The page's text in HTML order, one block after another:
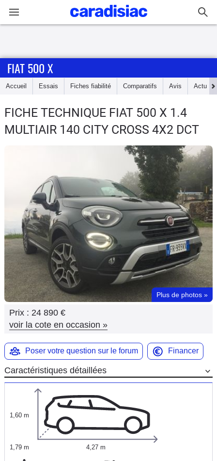
Accueil
Essais
Utilitaires
Flottes
Auto
Services
Forum
Moto
Marques
FIAT 500 X
Accueil Essais Fiches fiabilité Comparatifs Avis Actu
FICHE TECHNIQUE FIAT 500 X 1.4
MULTIAIR 140 CITY CROSS 4X2 DCT
Plus de photos »
Prix : 24 890 €
voir la cote en occasion »
Poser votre question sur le forum Financer
Caractéristiques détaillées
1,60 m
1,79 m 4,27 m